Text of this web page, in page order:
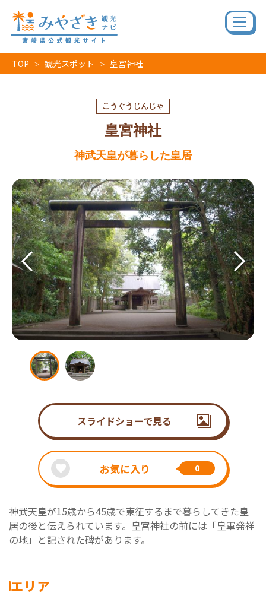
TOP 観光スポット 皇宮神社
こうぐうじんじゃ
皇宮神社
神武天皇が暮らした皇居
スライドショーで見る
お気に入り 0
神武天皇が15歳から45歳で東征するまで暮らしてきた皇
居の後と伝えられています。皇宮神社の前には「皇軍発祥
の地」と記された碑があります。
エリア